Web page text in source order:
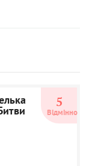
5
Відмінно